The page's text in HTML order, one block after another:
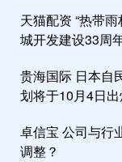
天猫配资 “热带
城开发建设33周
贵海国际 日本自
划将于10月4日
卓信宝 公司与行
调整？